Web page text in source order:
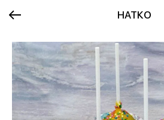
НАТКО